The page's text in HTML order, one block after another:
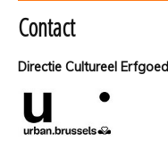
Contact
Directie Cultureel Erfgoed